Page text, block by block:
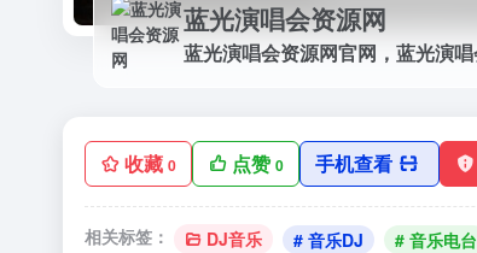
蓝光演唱会资源网
收藏 0 点赞0 手机查看
相关标签： DJ音乐 # 音乐DJ # 音乐电台